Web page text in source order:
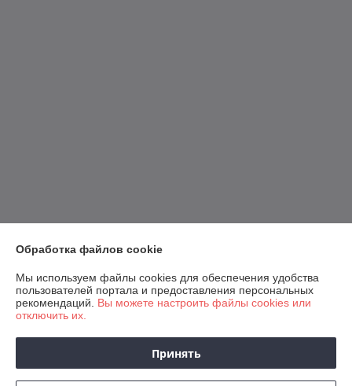
Обработка файлов cookie
Мы используем файлы cookies для обеспечения удобства
пользователей портала и предоставления персональных
рекомендаций. Вы можете настроить файлы cookies или
отключить их.
Принять